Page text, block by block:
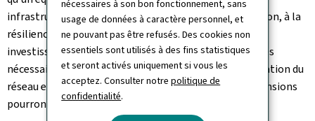
nécessaires à son bon fonctionnement, sans
usage de données à caractère personnel, et
ne pouvant pas être refusés. Des cookies non
essentiels sont utilisés à des fins statistiques
et seront activés uniquement si vous les
acceptez. Consulter notrepolitique de
confidentialité.
infrastructure stratégique indispensable à l'exploitation, à la
résilience et à l'expansion du réseau. Grâce à cet
investissement majeur soutenu par l'État, les capacités
nécessaires à l'accueil des nouvelles rames, à l'exploitation du
réseau existant et à la mise en service des futures extensions
pourront être garanties dans la durée.